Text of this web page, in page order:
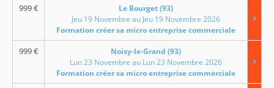
999€
Le Bourget (93)
Jeu 19 Novembre au Jeu 19 Novembre 2026
Formation créer sa micro entreprise commerciale
999€
Noisy-le-Grand (93)
Lun 23 Novembre au Lun 23 Novembre 2026
Formation créer sa micro entreprise commerciale